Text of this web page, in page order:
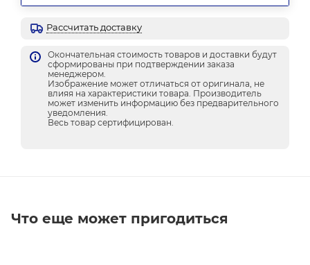
Рассчитать доставку
Окончательная стоимость товаров и доставки будут
сформированы при подтверждении заказа
менеджером.
Изображение может отличаться от оригинала, не
влияя на характеристики товара. Производитель
может изменить информацию без предварительного
уведомления.
Весь товар сертифицирован.
Что еще может пригодиться